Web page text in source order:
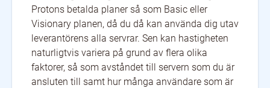
Protons betalda planer så som Basic eller
Visionary planen, då du då kan använda dig utav
leverantörens alla servrar. Sen kan hastigheten
naturligtvis variera på grund av flera olika
faktorer, så som avståndet till servern som du är
ansluten till samt hur många användare som är